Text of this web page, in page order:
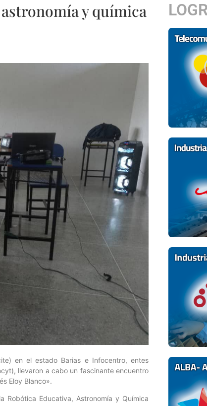
y química
en el estado Barias e Infocentro, entes
llevaron a cabo un fascinante encuentro
Eloy Blanco».
Robótica Educativa, Astronomía y Química